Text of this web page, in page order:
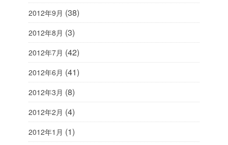
2012年9月 (38)
2012年8月 (3)
2012年7月 (42)
2012年6月 (41)
2012年3月 (8)
2012年2月 (4)
2012年1月 (1)